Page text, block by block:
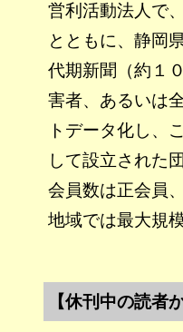
営利活動法人で
とともに、静岡
代期新聞（約１
害者、あるいは
トデータ化し、
して設立された
会員数は正会員
地域では最大規
【休刊中の読者